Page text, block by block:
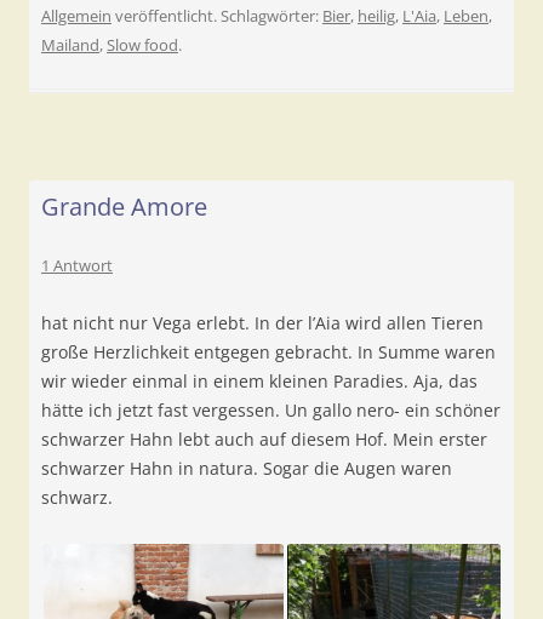
Allgemein veröffentlicht. Schlagwörter: Bier, heilig, L'Aia, Leben,
Mailand,Slow food.
Grande Amore
1 Antwort
hat nicht nur Vega erlebt. In der l’Aia wird allen Tieren
große Herzlichkeit entgegen gebracht. In Summe waren
wir wieder einmal in einem kleinen Paradies. Aja, das
hätte ich jetzt fast vergessen. Un gallo nero- ein schöner
schwarzer Hahn lebt auch auf diesem Hof. Mein erster
schwarzer Hahn in natura. Sogar die Augen waren
schwarz.